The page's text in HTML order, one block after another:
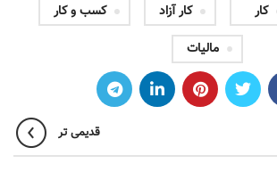
کار کار آزاد
کسب و کار
مالیات
قدیمی تر